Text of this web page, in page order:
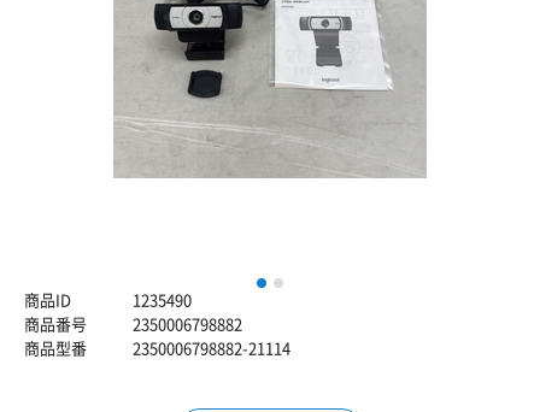
1
商品ID
1235490
商品番号
2350006798882
商品型番
2350006798882-21114